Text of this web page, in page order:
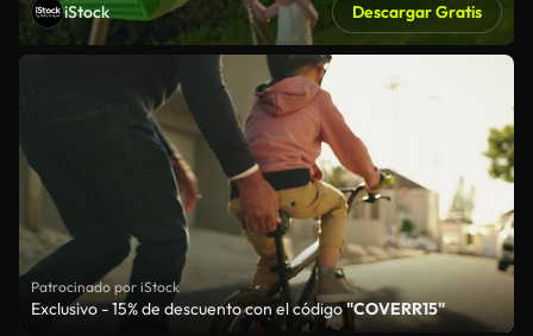
iStock Descargar Gratis
Patrocinado por iStock
Exclusivo - 15% de descuento con el código"COVERR15"